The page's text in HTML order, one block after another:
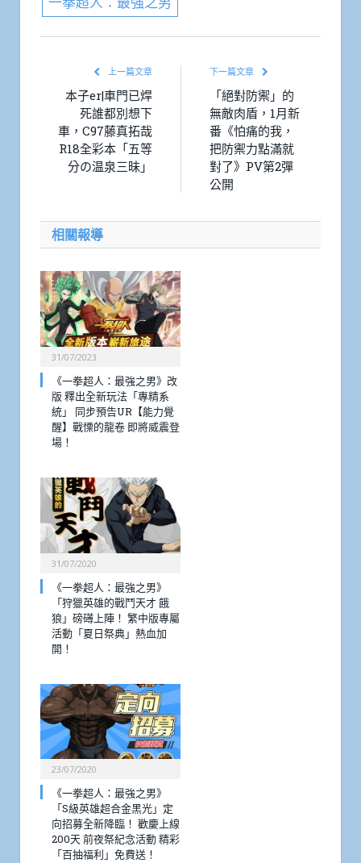
上一篇文章
本子er|車門已焊
死誰都別想下
車，C97藤真拓哉
R18全彩本「五等
分の温泉三昧」
下一篇文章
「絕對防禦」的
無敵肉盾，1月新
番《怕痛的我，
把防禦力點滿就
對了》PV第2彈
公開
相關報導
31/07/2023
《一拳超人：最強之男》改
版 釋出全新玩法「專精系
統」 同步預告UR【能力覺
醒】戰慄的龍卷 即將威震登
場！
31/07/2020
《一拳超人：最強之男》
「狩獵英雄的戰鬥天才 餓
狼」磅礡上陣！ 繁中版專屬
活動「夏日祭典」熱血加
開！
23/07/2020
《一拳超人：最強之男》
「S級英雄超合金黑光」定
向招募全新降臨！ 歡慶上線
200天 前夜祭紀念活動 精彩
「百抽福利」免費送！